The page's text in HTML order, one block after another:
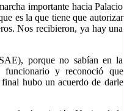
importante hacia Palacio
es la que tiene que autorizar
Nos recibieron, ya hay una
porque no sabían en la
funcionario y reconoció que
hubo un acuerdo de darle